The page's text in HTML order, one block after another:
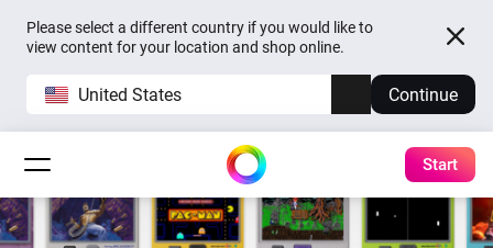
Please select a different country if you would like to
view content for your location and shop online.
United States Continue
Start